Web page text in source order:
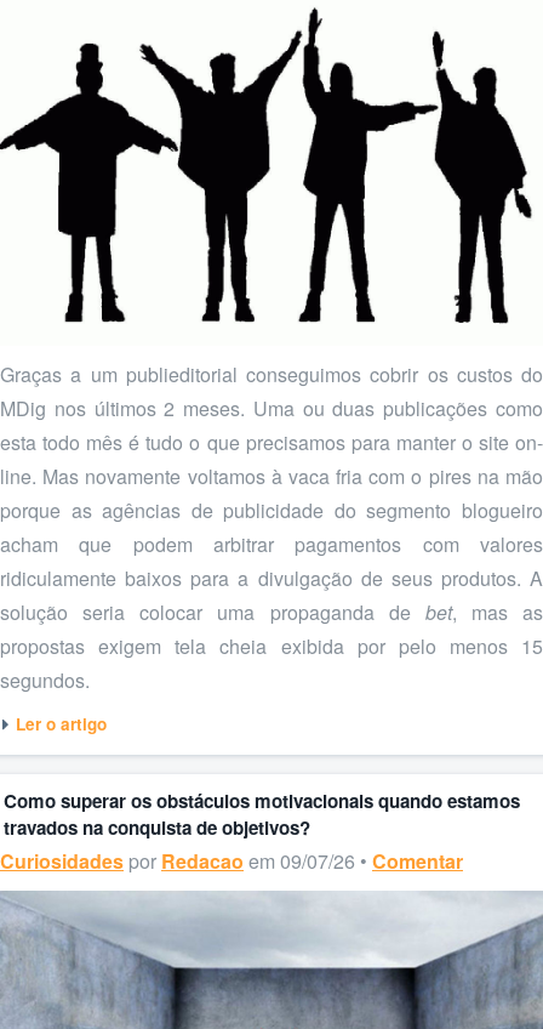
Graças a um publieditorial conseguimos cobrir os custos do
MDig nos últimos 2 meses. Uma ou duas publicações como
esta todo mês é tudo o que precisamos para manter o site on-
line. Mas novamente voltamos à vaca fria com o pires na mão
porque as agências de publicidade do segmento blogueiro
acham que podem arbitrar pagamentos com valores
ridiculamente baixos para a divulgação de seus produtos. A
solução seria colocar uma propaganda de bet, mas as
propostas exigem tela cheia exibida por pelo menos 15
segundos.
Ler o artigo
Como superar os obstáculos motivacionais quando estamos
travados na conquista de objetivos?
Curiosidades por Redacao em 09/07/26 • Comentar